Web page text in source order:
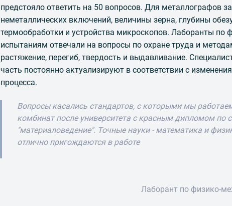
предстояло ответить на 50 вопросов. Для металлографов
неметаллических включений, величины зерна, глубины
термообработки и устройства микроскопов. Лаборанты по
испытаниям отвечали на вопросы по охране труда и
растяжение, перегиб, твердость и выдавливание.
часть постоянно актуализируют в соответствии с
процесса.
Вопросы касались стандартов, с которыми мы
комбинат после университета с красным дипломом по
"материаловедение". Точные науки - математика и
отлично пригождаются в работе
Лаборант по физико-